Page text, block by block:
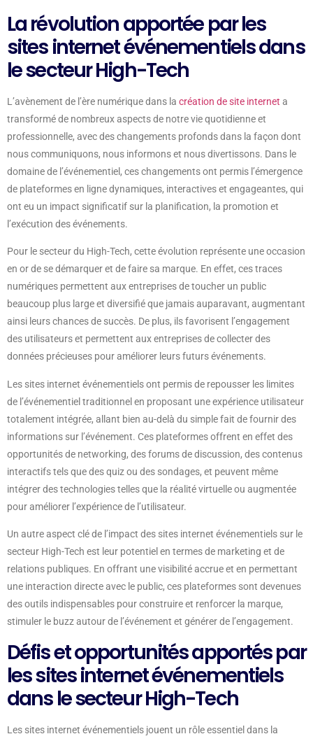
La révolution apportée par les
sites internet événementiels dans
le secteur High-Tech
L’avènement de l’ère numérique dans la création de site internet a
transformé de nombreux aspects de notre vie quotidienne et
professionnelle, avec des changements profonds dans la façon dont
nous communiquons, nous informons et nous divertissons. Dans le
domaine de l’événementiel, ces changements ont permis l’émergence
de plateformes en ligne dynamiques, interactives et engageantes, qui
ont eu un impact significatif sur la planification, la promotion et
l’exécution des événements.
Pour le secteur du High-Tech, cette évolution représente une occasion
en or de se démarquer et de faire sa marque. En effet, ces traces
numériques permettent aux entreprises de toucher un public
beaucoup plus large et diversifié que jamais auparavant, augmentant
ainsi leurs chances de succès. De plus, ils favorisent l’engagement
des utilisateurs et permettent aux entreprises de collecter des
données précieuses pour améliorer leurs futurs événements.
Les sites internet événementiels ont permis de repousser les limites
de l’événementiel traditionnel en proposant une expérience utilisateur
totalement intégrée, allant bien au-delà du simple fait de fournir des
informations sur l’événement. Ces plateformes offrent en effet des
opportunités de networking, des forums de discussion, des contenus
interactifs tels que des quiz ou des sondages, et peuvent même
intégrer des technologies telles que la réalité virtuelle ou augmentée
pour améliorer l’expérience de l’utilisateur.
Un autre aspect clé de l’impact des sites internet événementiels sur le
secteur High-Tech est leur potentiel en termes de marketing et de
relations publiques. En offrant une visibilité accrue et en permettant
une interaction directe avec le public, ces plateformes sont devenues
des outils indispensables pour construire et renforcer la marque,
stimuler le buzz autour de l’événement et générer de l’engagement.
Défis et opportunités apportés par
les sites internet événementiels
dans le secteur High-Tech
Les sites internet événementiels jouent un rôle essentiel dans la